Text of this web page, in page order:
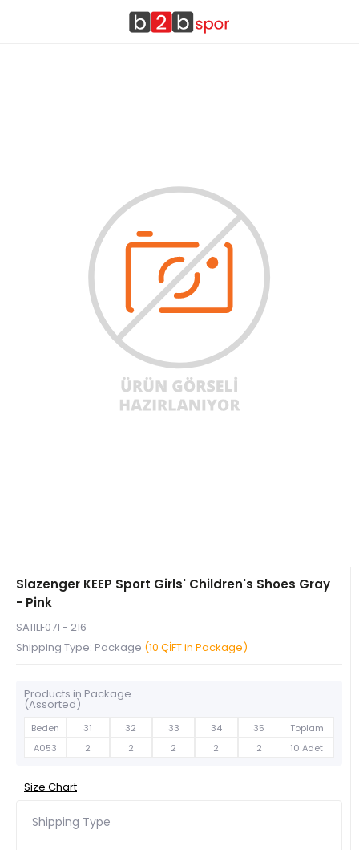
Slazenger KEEP Sport Girls' Children's Shoes Gray
- Pink
SA11LF071 - 216
Shipping Type: Package (10 ÇİFT in Package)
Products in Package
(Assorted)
Beden 31 32 33 34 35
Toplam
A053
2 2 2 2 2 10 Adet
Size Chart
Shipping Type